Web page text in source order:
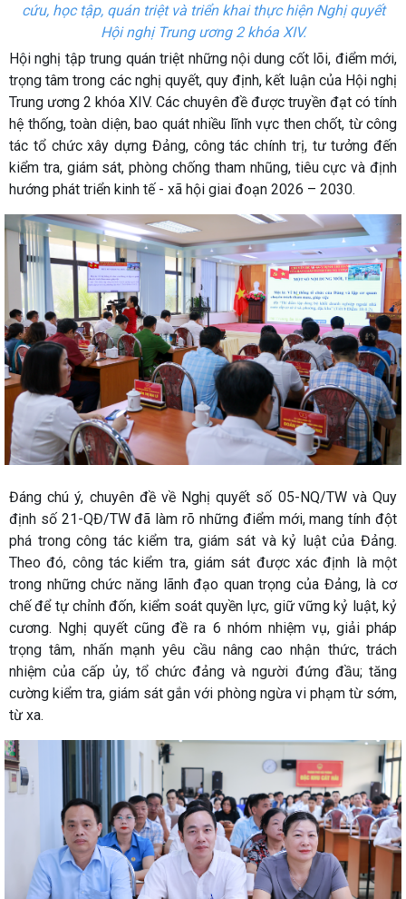
cứu, học tập, quán triệt và triển khai thực hiện Nghị quyết
Hội nghị Trung ương 2 khóa XIV.
Hội nghị tập trung quán triệt những nội dung cốt lõi, điểm mới,
trọng tâm trong các nghị quyết, quy định, kết luận của Hội nghị
Trung ương 2 khóa XIV. Các chuyên đề được truyền đạt có tính
hệ thống, toàn diện, bao quát nhiều lĩnh vực then chốt, từ công
tác tổ chức xây dựng Đảng, công tác chính trị, tư tưởng đến
kiểm tra, giám sát, phòng chống tham nhũng, tiêu cực và định
hướng phát triển kinh tế - xã hội giai đoạn 2026 – 2030.
Đáng chú ý, chuyên đề về Nghị quyết số 05-NQ/TW và Quy
định số 21-QĐ/TW đã làm rõ những điểm mới, mang tính đột
phá trong công tác kiểm tra, giám sát và kỷ luật của Đảng.
Theo đó, công tác kiểm tra, giám sát được xác định là một
trong những chức năng lãnh đạo quan trọng của Đảng, là cơ
chế để tự chỉnh đốn, kiểm soát quyền lực, giữ vững kỷ luật, kỷ
cương. Nghị quyết cũng đề ra 6 nhóm nhiệm vụ, giải pháp
trọng tâm, nhấn mạnh yêu cầu nâng cao nhận thức, trách
nhiệm của cấp ủy, tổ chức đảng và người đứng đầu; tăng
cường kiểm tra, giám sát gắn với phòng ngừa vi phạm từ sớm,
từ xa.